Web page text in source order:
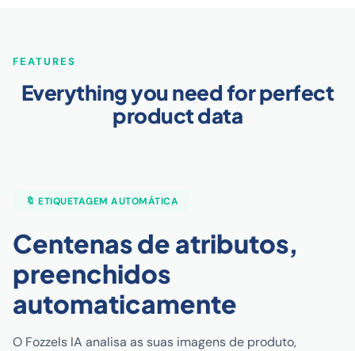
FEATURES
Everything you need for perfect
product data
🔖 ETIQUETAGEM AUTOMÁTICA
Centenas de atributos,
preenchidos
automaticamente
O Fozzels IA analisa as suas imagens de produto,